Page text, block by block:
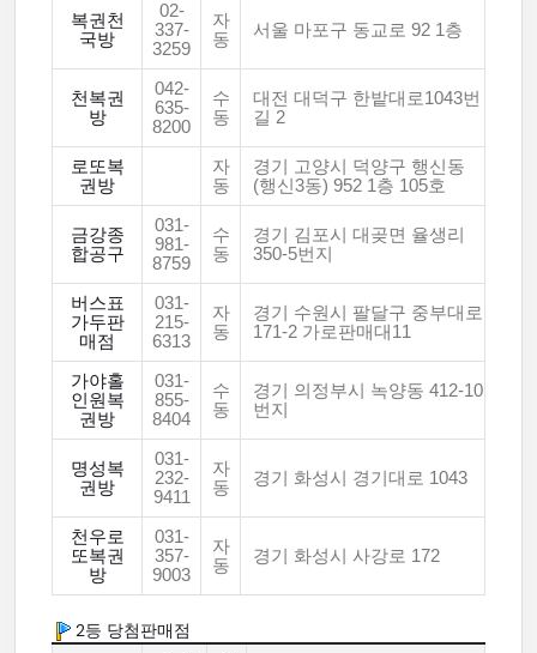
복권천
국방
02-
337-
3259
자
동
서울 마포구 동교로 92 1층
천복권
방
042-
635-
8200
수
동
대전 대덕구 한밭대로1043번
길 2
로또복
권방
자
동
경기 고양시 덕양구 행신동
(행신3동) 952 1층 105호
금강종
합공구
031-
981-
8759
수
동
경기 김포시 대곶면 율생리
350-5번지
버스표
가두판
매점
031-
215-
6313
자
동
경기 수원시 팔달구 중부대로
171-2 가로판매대11
가야홀
인원복
권방
031-
855-
8404
수
동
경기 의정부시 녹양동 412-10
번지
명성복
권방
031-
232-
9411
자
동
경기 화성시 경기대로 1043
천우로
또복권
방
031-
357-
9003
자
동
경기 화성시 사강로 172
2등 당첨판매점